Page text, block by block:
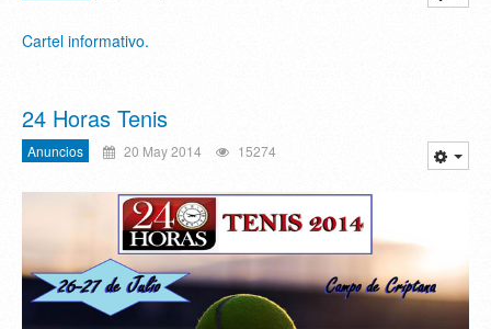
Cartel informativo.
24 Horas Tenis
Anuncios 20 May 2014 15274